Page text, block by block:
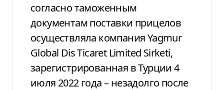
согласно таможенным
документам поставки прицелов
осуществляла компания Yagmur
Global Dis Ticaret Limited Sirketi,
зарегистрированная в Турции 4
июля 2022 года – незадолго после